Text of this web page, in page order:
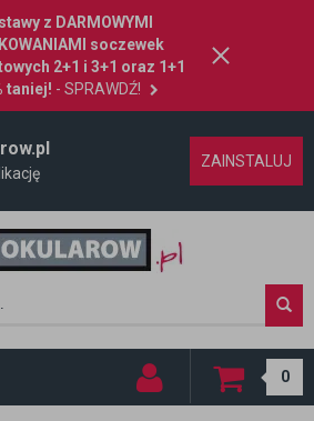
z DARMOWYMI
soczewek
2+1 i 3+1 oraz 1+1
taniej! - SPRAWDŹ!
ZAINSTALUJ
0